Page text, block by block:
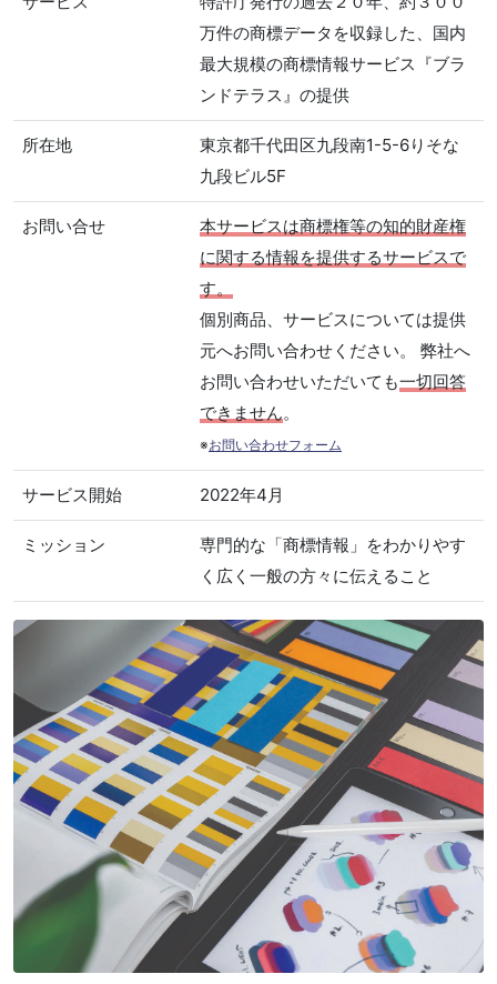
万件の商標データを収録した、国内
最大規模の商標情報サービス『ブラ
ンドテラス』の提供
所在地
東京都千代田区九段南1-5-6りそな
九段ビル5F
お問い合せ
本サービスは商標権等の知的財産権
に関する情報を提供するサービスで
す。
個別商品、サービスについては提供
元へお問い合わせください。 弊社へ
お問い合わせいただいても一切回答
できません。
※お問い合わせフォーム
サービス開始 2022年4月
ミッション
専門的な「商標情報」をわかりやす
く広く一般の方々に伝えること